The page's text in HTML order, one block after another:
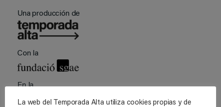
Una producción de
Con la
En la
La web del Temporada Alta utiliza cookies propias y de